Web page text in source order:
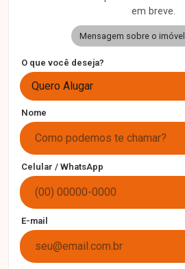
em breve.
Mensagem sobre o imóvel
O que você deseja?
Quero Alugar
Nome
Celular / WhatsApp
E-mail